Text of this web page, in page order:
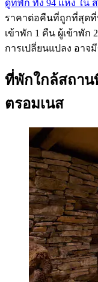
ดูที่พัก ทั้ง 94 แห่ง ใน
ราคาต่อคืนที่ถูกที่สุดที่
เข้าพัก 1 คืน ผู้เข้าพัก
การเปลี่ยนแปลง อาจ
ที่พักใกล้สถาน
ตรอมเนส